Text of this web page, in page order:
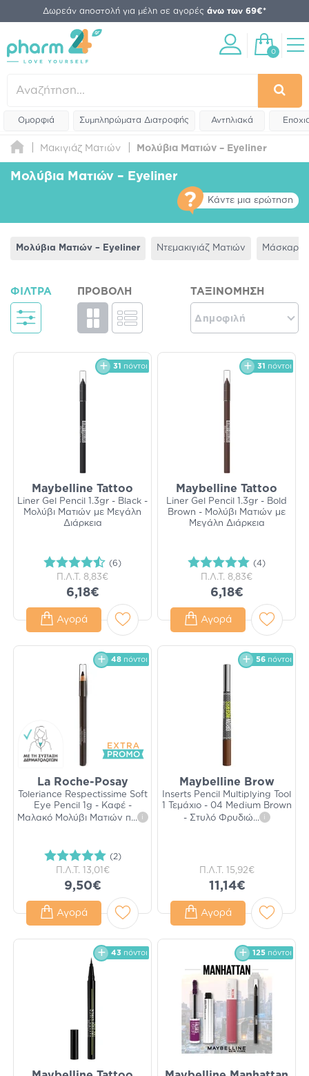
Δωρεάν αποστολή για μέλη σε αγορές άνω των 69€*
0
Ομορφιά Συμπληρώματα Διατροφής Αντηλιακά
Μακιγιάζ Ματιών Μολύβια Ματιών – Eyeliner
Μολύβια Ματιών – Eyeliner
Κάντε μια ερώτηση
Μολύβια Ματιών – Eyeliner Ντεμακιγιάζ Ματιών
ΦΊΛΤΡΑ ΠΡΟΒΟΛΉ ΤΑΞΙΝΌΜΗΣΗ
Δημοφιλή
31 πόντοι
Maybelline Tattoo
Liner Gel Pencil 1.3gr - Black -
Μολύβι Ματιών με Μεγάλη
Διάρκεια
(6)
Π.Λ.Τ. 8,83€
6,18€
Αγορά
31 πόντοι
Maybelline Tattoo
Liner Gel Pencil 1.3gr - Bold
Brown - Μολύβι Ματιών με
Μεγάλη Διάρκεια
(4)
Π.Λ.Τ. 8,83€
6,18€
Αγορά
48 πόντοι
La Roche-Posay
Toleriance Respectissime Soft
Eye Pencil 1g - Καφέ -
Μαλακό Μολύβι Ματιών π... i
(2)
Π.Λ.Τ. 13,01€
9,50€
Αγορά
56 πόντοι
Maybelline Brow
Inserts Pencil Multiplying Tool
1 Τεμάχιο - 04 Medium Brown
- Στυλό Φρυδιώ... i
Π.Λ.Τ. 15,92€
11,14€
Αγορά
43 πόντοι 125 πόντοι